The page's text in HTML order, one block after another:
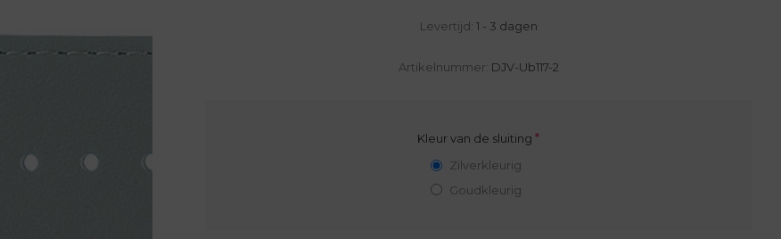
Levertijd: 1 - 3 dagen
Artikelnummer: DJV-Ub117-2
Kleur van de sluiting*
Zilverkleurig
Goudkleurig